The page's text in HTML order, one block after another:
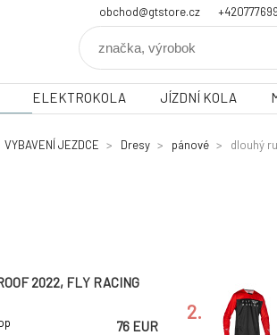
obchod@gtstore.cz
ELEKTROKOLA JÍZDNÍ KOLA
VYBAVENÍ JEZDCE Dresy pánové dlouhý
2022, FLY RACING
76 EUR
2.